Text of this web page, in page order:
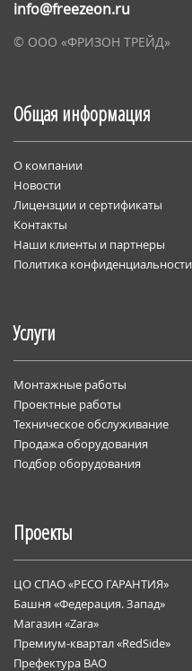
info@freezeon.ru
© ООО «ФРИЗОН ТРЕЙД»
Общая информация
О компании
Новости
Лицензции и сертификаты
Контакты
Наши клиенты и партнеры
Политика конфиденциальности
Услуги
Монтажные работы
Проектные работы
Техническое обслуживание
Продажа оборудования
Подбор оборудования
Проекты
ЦО СПАО «РЕСО ГАРАНТИЯ»
Башня «Федерация. Запад»
Магазин «Zara»
Премиум-квартал «RedSide»
Префектура ВАО